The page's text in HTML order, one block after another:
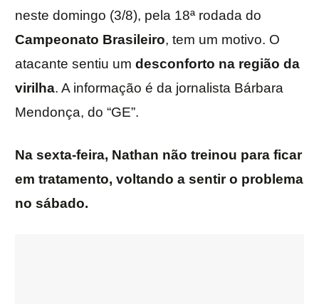
neste domingo (3/8), pela 18ª rodada do
Campeonato Brasileiro, tem um motivo. O
atacante sentiu um desconforto na região da
virilha. A informação é da jornalista Bárbara
Mendonça, do “GE”.
Na sexta-feira, Nathan não treinou para ficar
em tratamento, voltando a sentir o problema
no sábado.